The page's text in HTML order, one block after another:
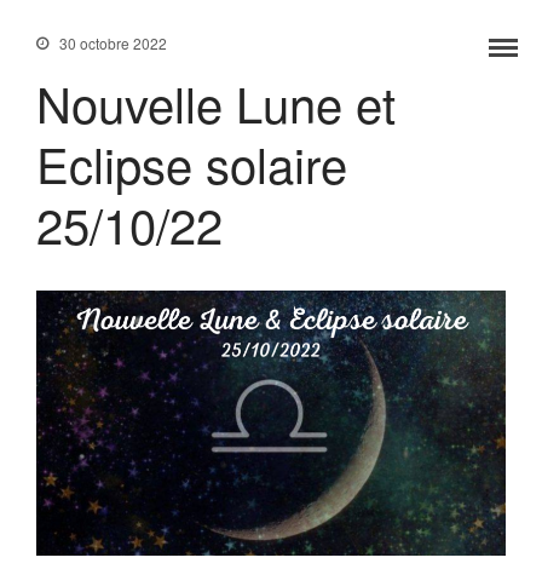
Accueil
Services
Contact
30 octobre 2022
Nouvelle Lune et
Eclipse solaire
25/10/22